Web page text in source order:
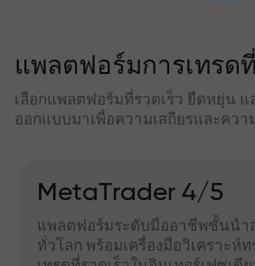
แพลตฟอร์มการเทรด
เลือกแพลตฟอร์มที่รวดเร็ว ยืดหยุ่น แ
ออกแบบมาเพื่อความเสถียรและควา
MetaTrader 4/5
แพลตฟอร์มระดับมืออาชีพชั้นนำ
ทั่วโลก พร้อมเครื่องมือวิเคราะห์ท